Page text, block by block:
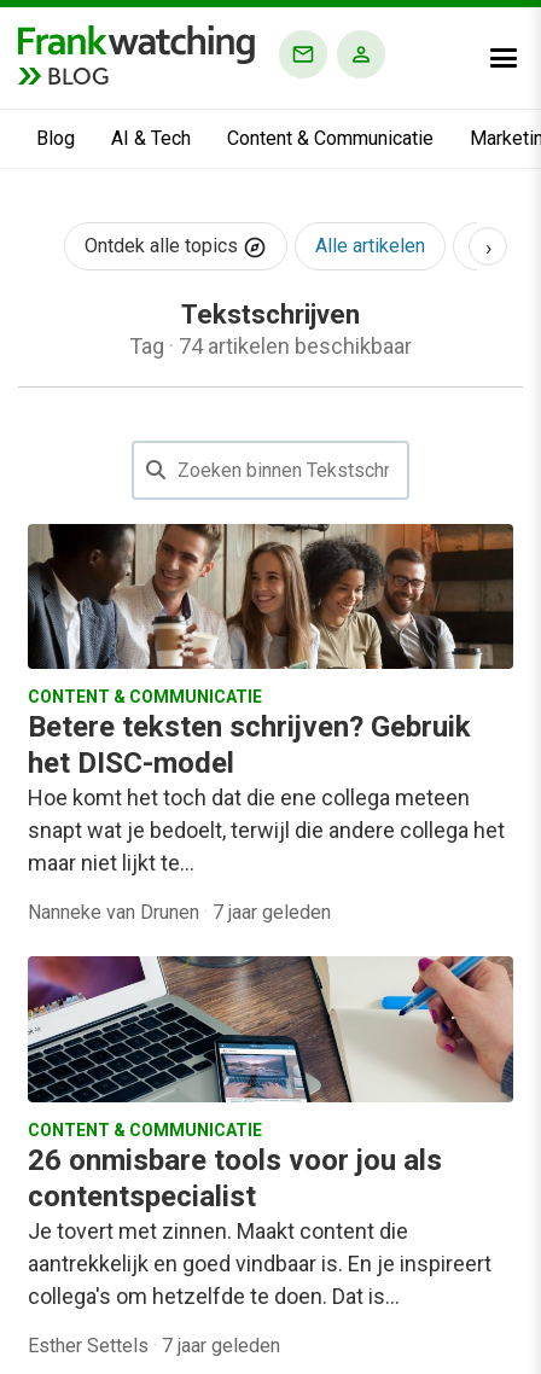
BLOG
Blog AI & Tech Content & Communicatie
Ontdek alle topics Alle artikelen AI &
›
Tekstschrijven
Tag · 74 artikelen beschikbaar
CONTENT & COMMUNICATIE
Betere teksten schrijven? Gebruik
het DISC-model
Hoe komt het toch dat die ene collega meteen
snapt wat je bedoelt, terwijl die andere collega het
maar niet lijkt te…
Nanneke van Drunen · 7 jaar geleden
CONTENT & COMMUNICATIE
26 onmisbare tools voor jou als
contentspecialist
Je tovert met zinnen. Maakt content die
aantrekkelijk en goed vindbaar is. En je inspireert
collega's om hetzelfde te doen. Dat is…
Esther Settels · 7 jaar geleden